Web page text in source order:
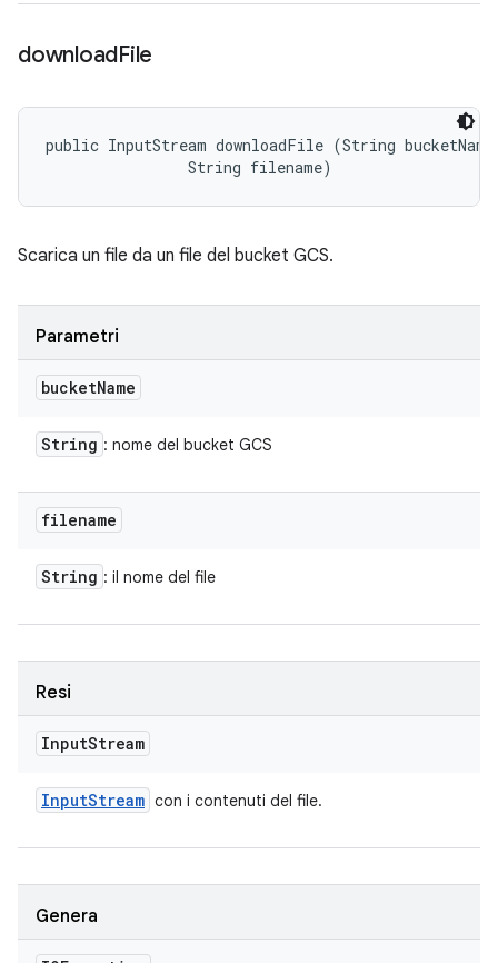
downloadFile
public InputStream downloadFile (String
                String filename)
Scarica un file da un file del bucket GCS.
Parametri
bucketName
String : nome del bucket GCS
filename
String : il nome del file
Resi
InputStream
InputStream con i contenuti del file.
Genera